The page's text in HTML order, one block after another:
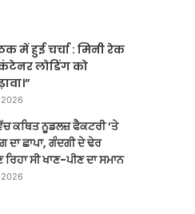
में हुई चर्चा : मिनी रेक
लोडिंग को
ਕਥਿਤ ਨੂਡਲਜ਼ ਫੈਕਟਰੀ ‘ਤੇ
ਦਾ ਛਾਪਾ, ਗੰਦਗੀ ਦੇ ਢੇਰ
ਸੀ ਖਾਣ-ਪੀਣ ਦਾ ਸਮਾਨ